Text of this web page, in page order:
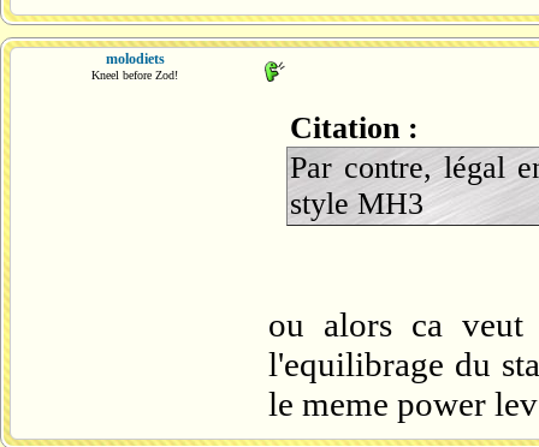
molodiets
Kneel before Zod!
Citation :
Par contre, légal
style MH3
ou alors ca
l'equilibrage du
le meme power